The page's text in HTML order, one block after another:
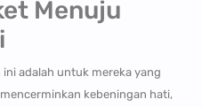
Menuju
adalah untuk mereka yang
kebeningan hati,